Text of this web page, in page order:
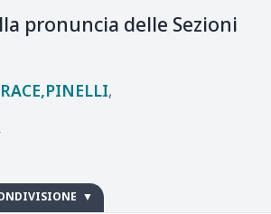
pronuncia delle Sezioni